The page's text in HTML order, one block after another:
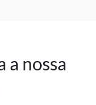
nossa